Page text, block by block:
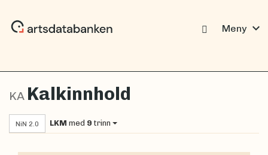
Meny expand_more
KA Kalkinnhold
NiN 2.0 LKM med 9 trinn